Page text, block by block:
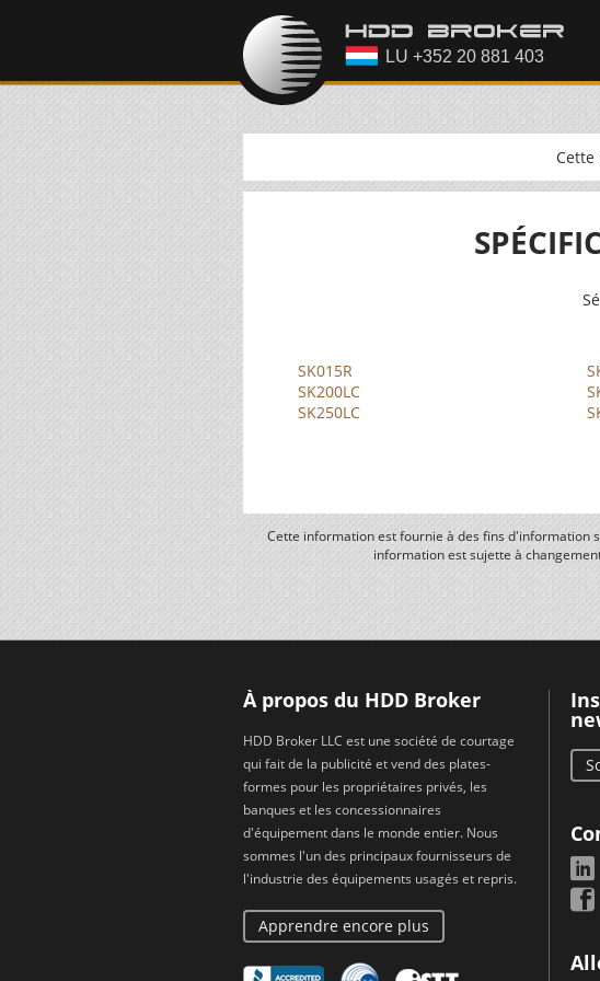
Cette
SK015R
SK200LC
SK250LC
Cette information est fournie à des fins d'information
information est sujette à
À propos du HDD Broker
HDD Broker LLC est une société de courtage
qui fait de la publicité et vend des plates-
formes pour les propriétaires privés, les
banques et les concessionnaires
d'équipement dans le monde entier. Nous
sommes l'un des principaux fournisseurs de
l'industrie des équipements usagés et repris.
Apprendre encore plus